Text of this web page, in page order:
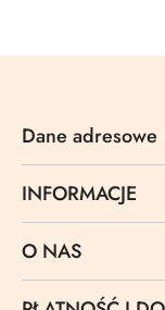
Dane adresowe
INFORMACJE
O NAS